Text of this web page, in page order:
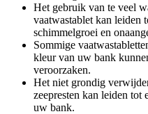
Het gebruik van te veel
vaatwastablet kan leiden
schimmelgroei en
Sommige
kleur van uw bank
veroorzaken.
Het niet grondig
zeepresten kan leiden
uw bank.